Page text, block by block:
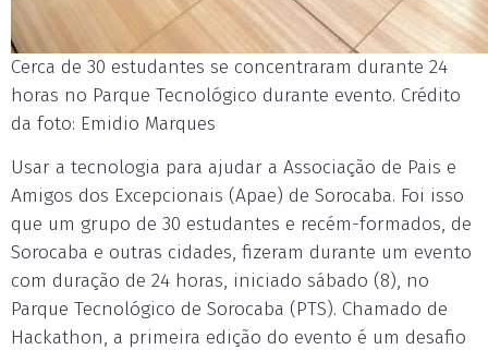
Cerca de 30 estudantes se concentraram durante 24
horas no Parque Tecnológico durante evento. Crédito
da foto: Emidio Marques
Usar a tecnologia para ajudar a Associação de Pais e
Amigos dos Excepcionais (Apae) de Sorocaba. Foi isso
que um grupo de 30 estudantes e recém-formados, de
Sorocaba e outras cidades, fizeram durante um evento
com duração de 24 horas, iniciado sábado (8), no
Parque Tecnológico de Sorocaba (PTS). Chamado de
Hackathon, a primeira edição do evento é um desafio